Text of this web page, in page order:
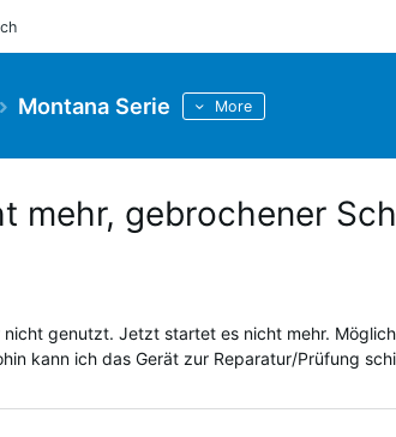
Montana Serie More
mehr, gebrochener
genutzt. Jetzt startet es nicht mehr.
kann ich das Gerät zur Reparatur/Prüfung